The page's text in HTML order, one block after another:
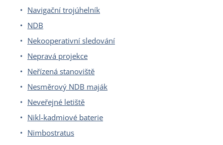
Navigační trojúhelník
NDB
Nekooperativní sledování
Nepravá projekce
Neřízená stanoviště
Nesměrový NDB maják
Neveřejné letiště
Nikl-kadmiové baterie
Nimbostratus